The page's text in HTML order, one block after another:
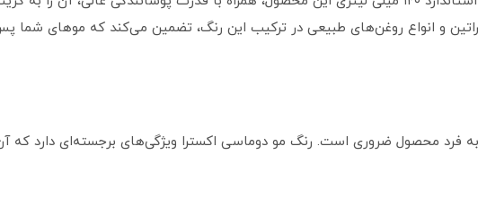
و انواع روغن‌های طبیعی در ترکیب این رنگ، تضمین می‌کند که موهای
فرد محصول ضروری است. رنگ مو دوماسی اکسترا ویژگی‌های برجسته‌ای دارد که آن